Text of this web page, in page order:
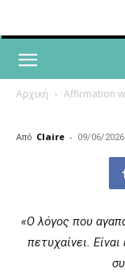
Αρχική Affirmation
Από Claire - 09/06/2026
«Ο λόγος που
πετυχαίνει.